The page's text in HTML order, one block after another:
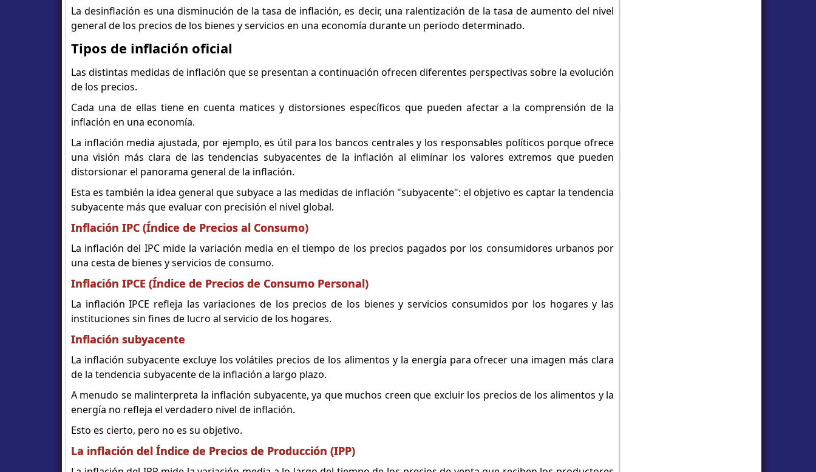
La desinflación es una disminución de la tasa de inflación, es decir, una ralentización de la tasa de aumento del nivel
general de los precios de los bienes y servicios en una economía durante un periodo determinado.
Tipos de inflación oficial
Las distintas medidas de inflación que se presentan a continuación ofrecen diferentes perspectivas sobre la evolución
de los precios.
Cada una de ellas tiene en cuenta matices y distorsiones específicos que pueden afectar a la comprensión de la
inflación en una economía.
La inflación media ajustada, por ejemplo, es útil para los bancos centrales y los responsables políticos porque ofrece
una visión más clara de las tendencias subyacentes de la inflación al eliminar los valores extremos que pueden
distorsionar el panorama general de la inflación.
Esta es también la idea general que subyace a las medidas de inflación "subyacente": el objetivo es captar la tendencia
subyacente más que evaluar con precisión el nivel global.
Inflación IPC (Índice de Precios al Consumo)
La inflación del IPC mide la variación media en el tiempo de los precios pagados por los consumidores urbanos por
una cesta de bienes y servicios de consumo.
Inflación IPCE (Índice de Precios de Consumo Personal)
La inflación IPCE refleja las variaciones de los precios de los bienes y servicios consumidos por los hogares y las
instituciones sin fines de lucro al servicio de los hogares.
Inflación subyacente
La inflación subyacente excluye los volátiles precios de los alimentos y la energía para ofrecer una imagen más clara
de la tendencia subyacente de la inflación a largo plazo.
A menudo se malinterpreta la inflación subyacente, ya que muchos creen que excluir los precios de los alimentos y la
energía no refleja el verdadero nivel de inflación.
Esto es cierto, pero no es su objetivo.
La inflación del Índice de Precios de Producción (IPP)